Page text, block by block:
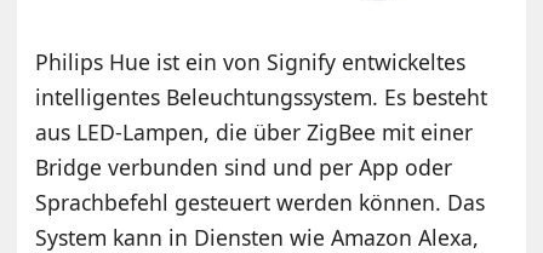
Philips Hue ist ein von Signify entwickeltes
intelligentes Beleuchtungssystem. Es besteht
aus LED-Lampen, die über ZigBee mit einer
Bridge verbunden sind und per App oder
Sprachbefehl gesteuert werden können. Das
System kann in Diensten wie Amazon Alexa,